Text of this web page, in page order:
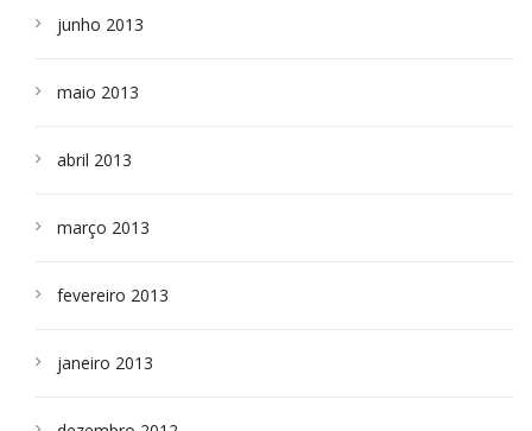
junho 2013
maio 2013
abril 2013
março 2013
fevereiro 2013
janeiro 2013